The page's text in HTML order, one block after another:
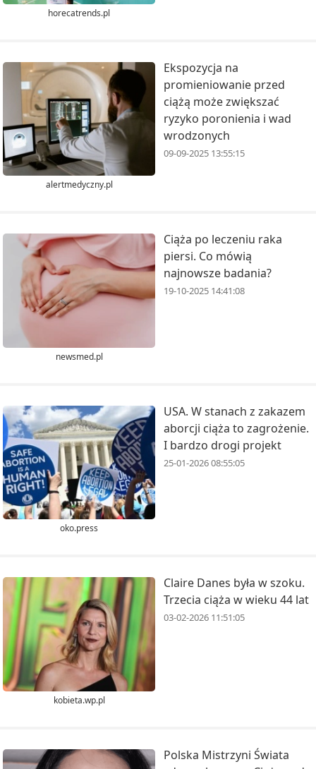
horecatrends.pl
alertmedyczny.pl
Ekspozycja na
promieniowanie przed
ciążą może zwiększać
ryzyko poronienia i wad
wrodzonych
09-09-2025 13:55:15
newsmed.pl
Ciąża po leczeniu raka
piersi. Co mówią
najnowsze badania?
19-10-2025 14:41:08
oko.press
USA. W stanach z zakazem
aborcji ciąża to zagrożenie.
I bardzo drogi projekt
25-01-2026 08:55:05
kobieta.wp.pl
Claire Danes była w szoku.
Trzecia ciąża w wieku 44 lat
03-02-2026 11:51:05
Polska Mistrzyni Świata